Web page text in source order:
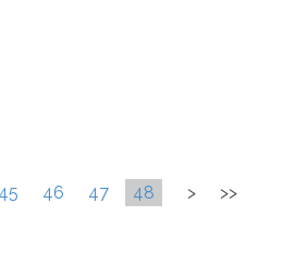
45 46 47 48 > >>